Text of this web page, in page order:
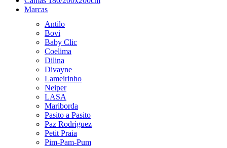
Marcas
Antilo
Bovi
Baby Clic
Coelima
Dilina
Divayne
Lameirinho
Neiper
LASA
Mariborda
Pasito a Pasito
Paz Rodrìguez
Petit Praia
Pim-Pam-Pum